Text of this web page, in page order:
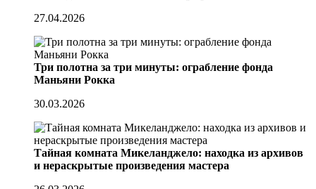
27.04.2026
Три полотна за три минуты: ограбление фонда
Маньяни Рокка
30.03.2026
Тайная комната Микеланджело: находка из архивов
и нераскрытые произведения мастера